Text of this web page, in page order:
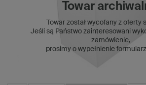
Towar
Towar został wycofany z oferty
Jeśli są Państwo zainteresowani
zamówienie,
prosimy o wypełnienie